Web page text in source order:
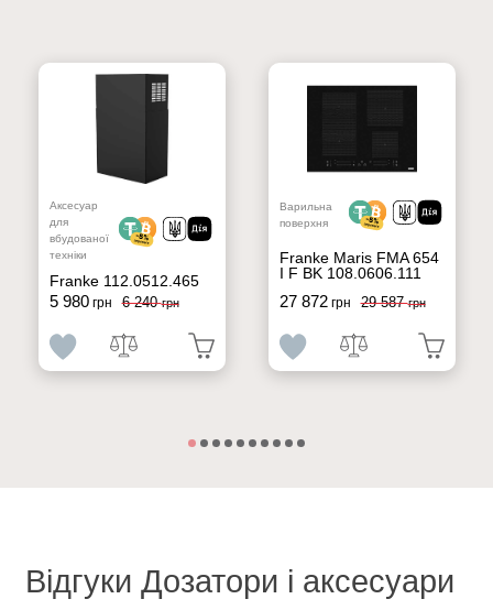
Аксесуар
для
вбудованої
техніки
Franke 112.0512.465
5 980грн 6 240грн
Варильна
поверхня
Franke Maris FMA 654
I F BK 108.0606.111
27 872грн 29 587грн
Відгуки Дозатори і аксесуари